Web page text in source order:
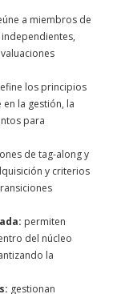
a miembros de
los principios
la gestión, la
para
de tag-along y
y criterios
permiten
del núcleo
la
gestionan